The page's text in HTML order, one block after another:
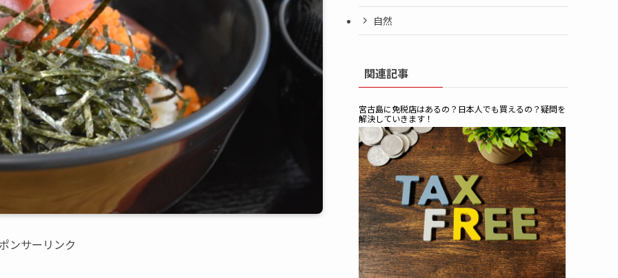
ンサーリンク
自然
関連記事
宮古島に免税店はあるの？日本人でも買えるの？疑問を
解決していきます！